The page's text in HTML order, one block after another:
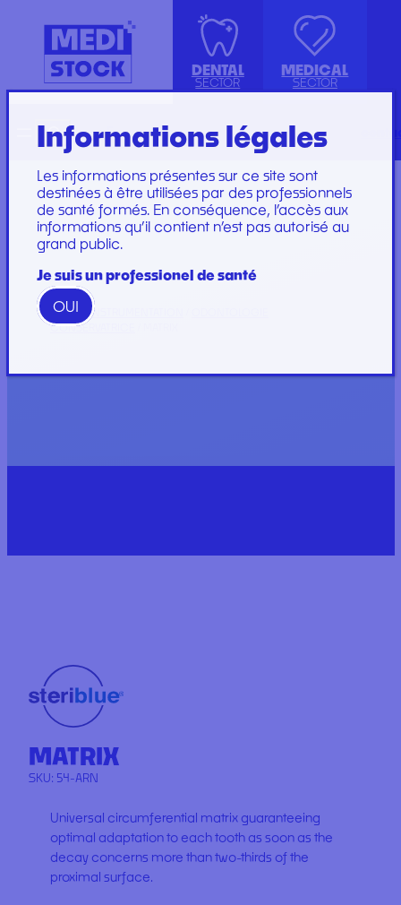
DENTAL
SECTOR
ISOLATION GOWN WITH COTTON
CUFFS
KIT INSTRUMENTS
LABORATOIRE
PLATEAU
PROTECTION
RESTORATION AND
GAMME
MEDICAL
SECTOR
ACCESSORIES
INJECTION, PRÉLÈVEMENT ET
PERFUSION
CONSOMMABLES
GYNECOLOGY
PROTECTION ET HYGIÈNE
DRESSING SET
PERFUSION SET
CARE SET
SUTURE SET
CARE AND
DRESSINGS
RechercheFrançais
HOME INSTRUMENTATION
CONSERVATRICE
MATRIX
SKU: 54-ARN
Universal circumferential matrix guaranteeing
optimal adaptation to each tooth as soon as the
decay concerns more than two-thirds of the
proximal surface.
Informations légales
Les informations présentes sur ce site sont
destinées à être utilisées par des professionnels
de santé formés. En conséquence, l’accès aux
informations qu’il contient n’est pas autorisé au
grand public.
Je suis un professionel de santé
OUI